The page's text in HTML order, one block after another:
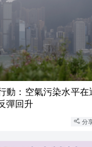
動：空氣污染水平在
彈回升
分